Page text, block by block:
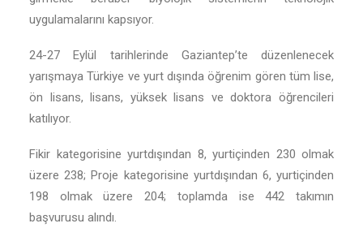
uygulamalarını kapsıyor.
24-27 Eylül tarihlerinde Gaziantep’te düzenlenecek
yarışmaya Türkiye ve yurt dışında öğrenim gören tüm lise,
ön lisans, lisans, yüksek lisans ve doktora öğrencileri
katılıyor.
Fikir kategorisine yurtdışından 8, yurtiçinden 230 olmak
üzere 238; Proje kategorisine yurtdışından 6, yurtiçinden
198 olmak üzere 204; toplamda ise 442 takımın
başvurusu alındı.